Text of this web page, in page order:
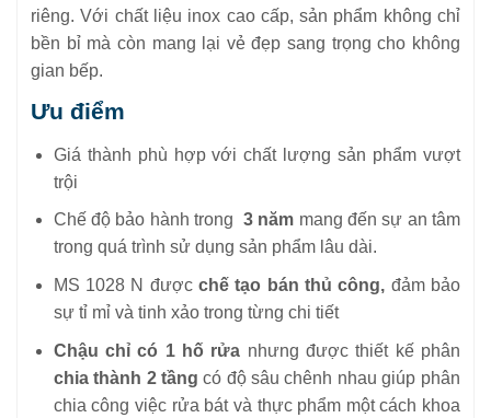
riêng. Với chất liệu inox cao cấp, sản phẩm không chỉ
bền bỉ mà còn mang lại vẻ đẹp sang trọng cho không
gian bếp.
Ưu điểm
Giá thành phù hợp với chất lượng sản phẩm vượt
trội
Chế độ bảo hành trong 3 năm mang đến sự an tâm
trong quá trình sử dụng sản phẩm lâu dài.
MS 1028 N đượcchế tạo bán thủ công, đảm bảo
sự tỉ mỉ và tinh xảo trong từng chi tiết
Chậu chỉ có 1 hố rửa nhưng được thiết kế phân
chia thành 2 tầng có độ sâu chênh nhau giúp phân
chia công việc rửa bát và thực phẩm một cách khoa